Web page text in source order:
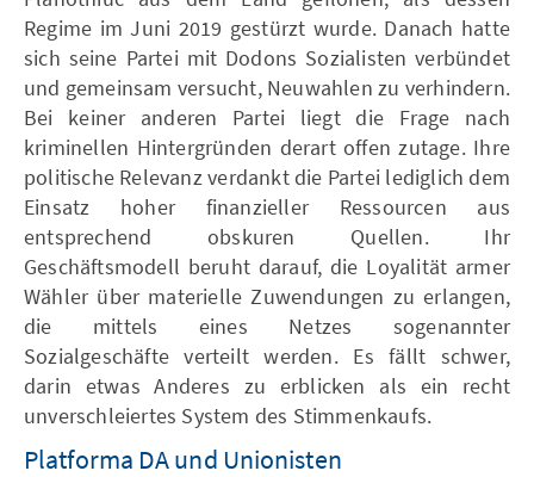
Regime im Juni 2019 gestürzt wurde. Danach hatte
sich seine Partei mit Dodons Sozialisten verbündet
und gemeinsam versucht, Neuwahlen zu verhindern.
Bei keiner anderen Partei liegt die Frage nach
kriminellen Hintergründen derart offen zutage. Ihre
politische Relevanz verdankt die Partei lediglich dem
Einsatz hoher finanzieller Ressourcen aus
entsprechend obskuren Quellen. Ihr
Geschäftsmodell beruht darauf, die Loyalität armer
Wähler über materielle Zuwendungen zu erlangen,
die mittels eines Netzes sogenannter
Sozialgeschäfte verteilt werden. Es fällt schwer,
darin etwas Anderes zu erblicken als ein recht
unverschleiertes System des Stimmenkaufs.
Platforma DA und Unionisten